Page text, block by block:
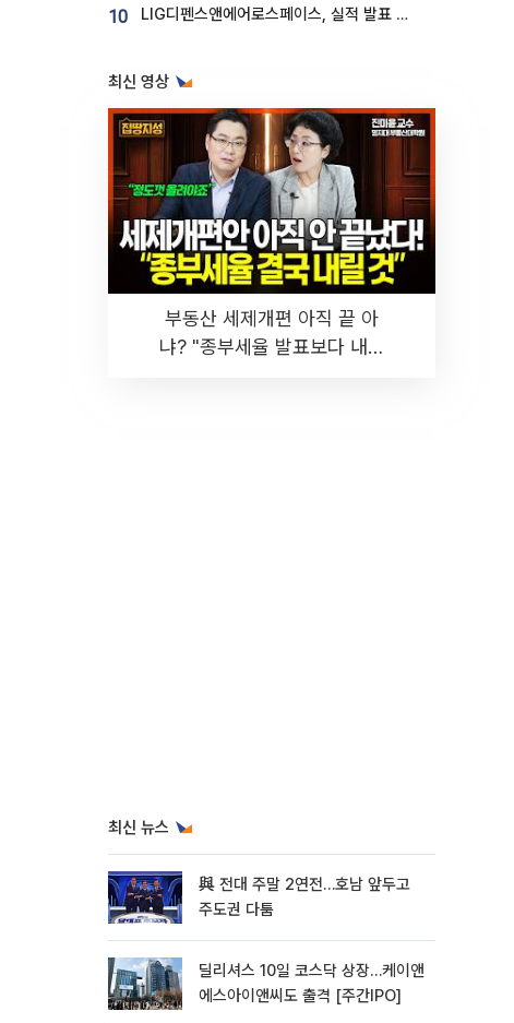
10 LIG디펜스앤에어로스페이스, 실적 발표 후 급락→반등⋯증권가 “28년까지 튼튼”
최신 영상
부동산 세제개편 아직 끝 아
냐? "종부세율 발표보다 내릴
최신 뉴스
與 전대 주말 2연전…호남 앞두고
주도권 다툼
딜리셔스 10일 코스닥 상장…케이앤
에스아이앤씨도 출격 [주간IPO]